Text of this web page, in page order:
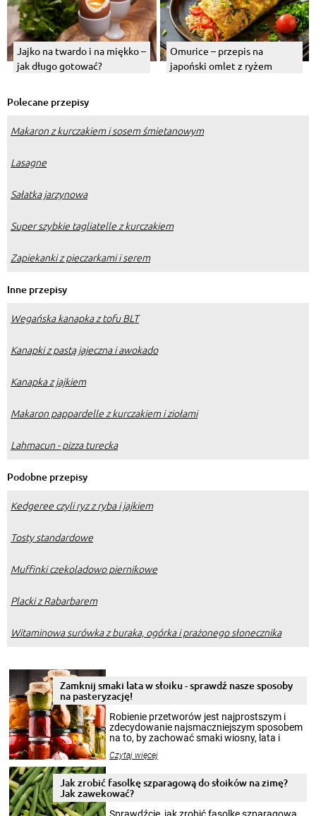
Jajko na twardo i na miękko –
jak długo gotować?
Omurice – przepis na
japoński omlet z ryżem
Polecane przepisy
Makaron z kurczakiem i sosem śmietanowym
Lasagne
Sałatka jarzynowa
Super szybkie tagliatelle z kurczakiem
Zapiekanki z pieczarkami i serem
Inne przepisy
Wegańska kanapka z tofu BLT
Kanapki z pastą jajeczna i awokado
Kanapka z jajkiem
Makaron pappardelle z kurczakiem i ziołami
Lahmacun - pizza turecka
Podobne przepisy
Kedgeree czyli ryz z ryba i jajkiem
Tosty standardowe
Muffinki czekoladowo piernikowe
Placki z Rabarbarem
Witaminowa surówka z buraka, ogórka i prażonego słonecznika
Zamknij smaki lata w słoiku - sprawdź nasze sposoby
na pasteryzację!
Robienie przetworów jest najprostszym i
zdecydowanie najsmaczniejszym sposobem
na to, by zachować smaki wiosny, lata i
krajobrazów, by cieszyć nimi oko w sezonie
pełni poczuć atmosferę cieplejszych
miesięcy. Przygotowanie słoików ze
smakowitą zawartością musi obejmować
patenty, które pozwolą zachować świeżość
Czytaj więcej
Jak zrobić fasolkę szparagową do słoików na zimę?
Jak zawekować?
Sprawdźcie, jak zrobić fasolkę szparagową